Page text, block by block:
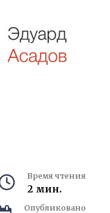
Время чтения
2 мин.
Опубликовано